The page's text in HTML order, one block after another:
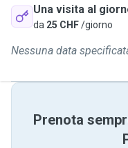
Una visita al
da 25 CHF/giorno
Nessuna data
Prenota